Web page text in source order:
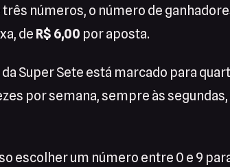
três números, o número de
de R$ 6,00 por aposta.
Super Sete está marcado para
por semana, sempre às
escolher um número entre 0 e 9